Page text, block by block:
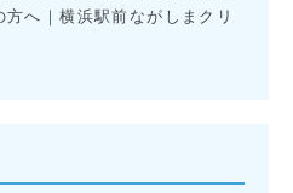
方へ｜横浜駅前ながしまクリ